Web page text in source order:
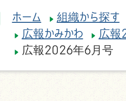
ホーム
組織から探す
広報かみかわ
広報
広報2026年6月号